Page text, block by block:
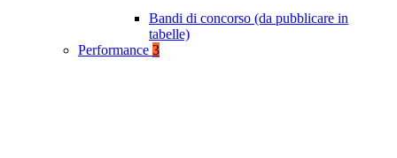
Bandi di concorso (da pubblicare in
tabelle)
Performance 3